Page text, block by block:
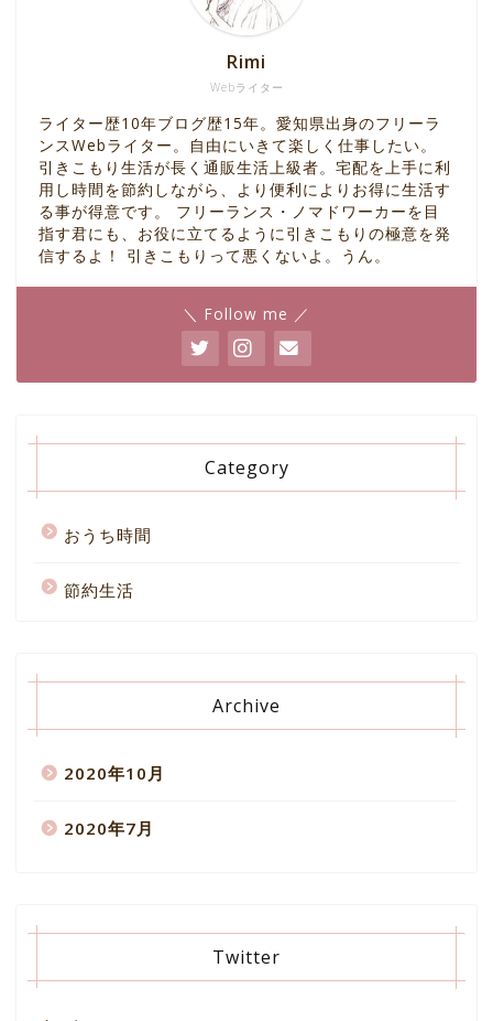
Webライター
Rimi
ライター歴10年ブログ歴15年。愛知県出身のフリーラ
ンスWebライター。自由にいきて楽しく仕事したい。
引きこもり生活が長く通販生活上級者。宅配を上手に利
用し時間を節約しながら、より便利によりお得に生活す
る事が得意です。 フリーランス・ノマドワーカーを目
指す君にも、お役に立てるように引きこもりの極意を発
信するよ！ 引きこもりって悪くないよ。うん。
＼ Follow me ／
Category
おうち時間
節約生活
Archive
2020年10月
2020年7月
Twitter